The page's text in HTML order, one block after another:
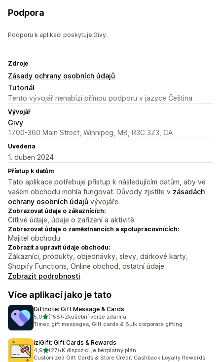
Podpora
Podporu k aplikaci poskytuje Givy.
Zdroje
Zásady ochrany osobních údajů
Tutoriál
Tento vývojář nenabízí přímou podporu v jazyce Čeština.
Vývojář
Givy
1700-360 Main Street, Winnipeg, MB, R3C 3Z3, CA
Uvedena
1. duben 2024
Přístup k datům
Tato aplikace potřebuje přístup k následujícím datům, aby ve
vašem obchodu mohla fungovat. Důvody zjistíte v zásadách
ochrany osobních údajů vývojáře.
Zobrazovat údaje o zákaznících:
Citlivé údaje, údaje o zařízení a aktivitě
Zobrazovat údaje o zaměstnancích a spolupracovnících:
Majitel obchodu
Zobrazit a upravit údaje obchodu:
Zákazníci, produkty, objednávky, slevy, dárkové karty,
Shopify Functions, Online obchod, ostatní údaje
Zobrazit podrobnosti
Více aplikací jako je tato
Giftnote: Gift Message & Cards
5,0z 5 hvězd
(158)
Celkový počet recenzí: 158
•Zkušební verze zdarma
Timed gift messages, Gift cards & Bulk corporate gifting
iziGift: Gift Cards & Rewards
4,9z 5 hvězd
(27)
Celkový počet recenzí: 27
•K dispozici je bezplatný plán
Customized Gift Cards & Store Credit Cashback Loyalty Rewards